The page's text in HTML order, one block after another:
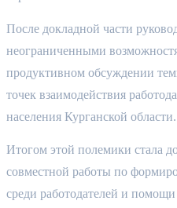
После докладной части
неограниченными
продуктивном обсуждении
точек взаимодействия
населения Курганской области.
Итогом этой полемики стала
совместной работы по
среди работодателей и помощи